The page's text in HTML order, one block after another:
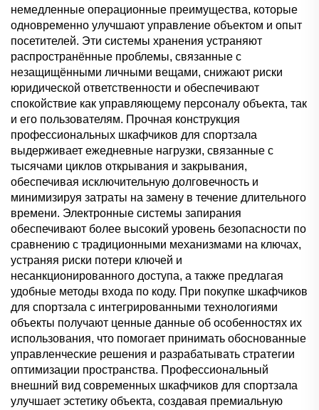
немедленные операционные преимущества, которые
одновременно улучшают управление объектом и опыт
посетителей. Эти системы хранения устраняют
распространённые проблемы, связанные с
незащищёнными личными вещами, снижают риски
юридической ответственности и обеспечивают
спокойствие как управляющему персоналу объекта, так
и его пользователям. Прочная конструкция
профессиональных шкафчиков для спортзала
выдерживает ежедневные нагрузки, связанные с
тысячами циклов открывания и закрывания,
обеспечивая исключительную долговечность и
минимизируя затраты на замену в течение длительного
времени. Электронные системы запирания
обеспечивают более высокий уровень безопасности по
сравнению с традиционными механизмами на ключах,
устраняя риски потери ключей и
несанкционированного доступа, а также предлагая
удобные методы входа по коду. При покупке шкафчиков
для спортзала с интегрированными технологиями
объекты получают ценные данные об особенностях их
использования, что помогает принимать обоснованные
управленческие решения и разрабатывать стратегии
оптимизации пространства. Профессиональный
внешний вид современных шкафчиков для спортзала
улучшает эстетику объекта, создавая премиальную